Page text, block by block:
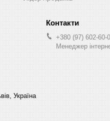
Україна
+380 (97) 602-60-
Менеджер